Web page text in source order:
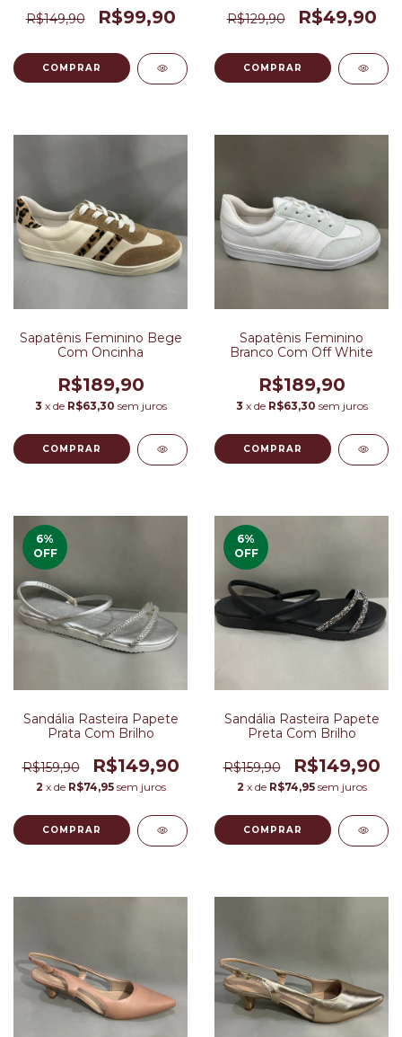
R$149,90 R$99,90
COMPRAR
R$129,90
R$49,90
COMPRAR
Sapatênis Feminino Bege
Com Oncinha
R$189,90
3 x de R$63,30 sem juros
COMPRAR
Sapatênis Feminino
Branco Com Off White
R$189,90
3 x de R$63,30 sem juros
COMPRAR
6%
OFF
Sandália Rasteira Papete
Prata Com Brilho
R$159,90 R$149,90
2 x de R$74,95 sem juros
COMPRAR
6%
OFF
Sandália Rasteira Papete
Preta Com Brilho
R$159,90 R$149,90
2 x de R$74,95 sem juros
COMPRAR